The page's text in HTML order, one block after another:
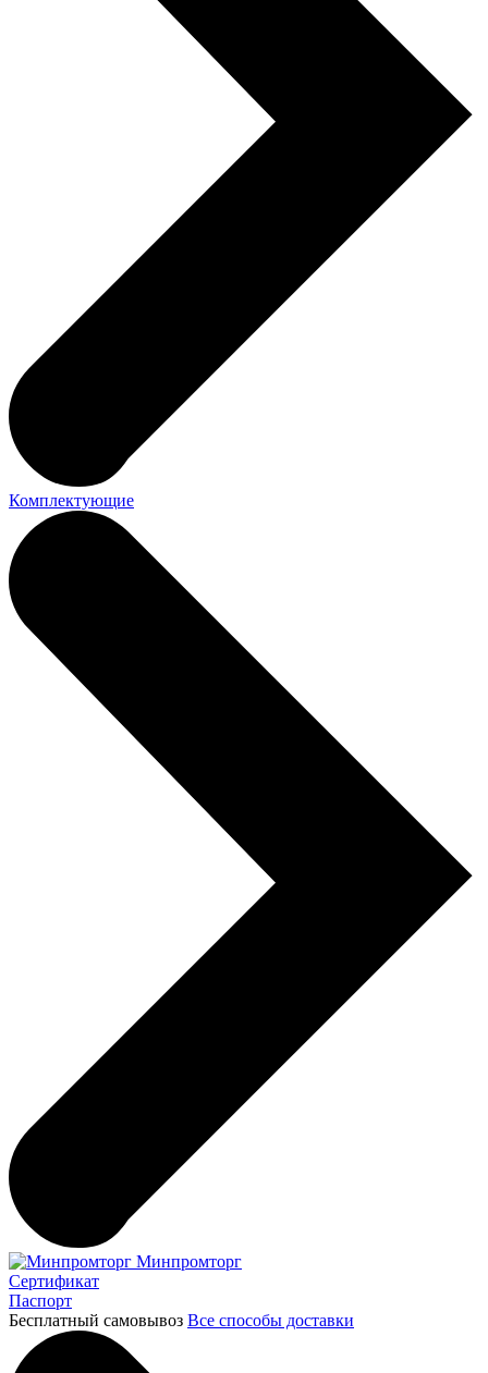
Комплектующие
Минпромторг
Сертификат
Паспорт
Бесплатный самовывоз Все способы доставки